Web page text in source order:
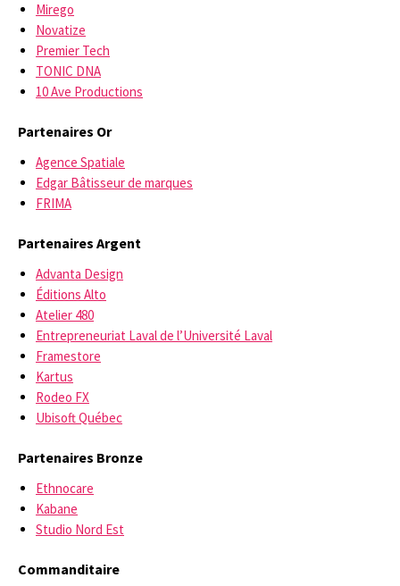
Mirego
Novatize
Premier Tech
TONIC DNA
10 Ave Productions
Partenaires Or
Agence Spatiale
Edgar Bâtisseur de marques
FRIMA
Partenaires Argent
Advanta Design
Éditions Alto
Atelier 480
Entrepreneuriat Laval de l’Université Laval
Framestore
Kartus
Rodeo FX
Ubisoft Québec
Partenaires Bronze
Ethnocare
Kabane
Studio Nord Est
Commanditaire